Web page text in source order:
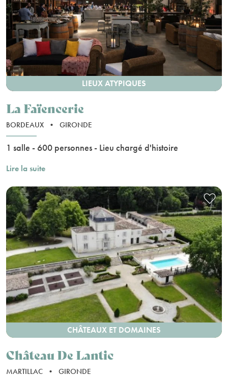
LIEUX ATYPIQUES
La Faïencerie
BORDEAUX • GIRONDE
1 salle - 600 personnes - Lieu chargé d'histoire
Lire la suite
CHÂTEAUX ET DOMAINES
Château De Lantic
MARTILLAC • GIRONDE